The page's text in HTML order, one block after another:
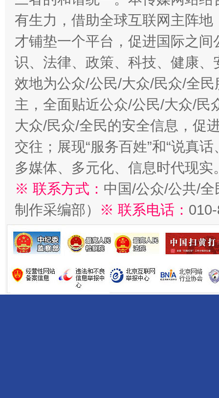
有生力，借助全球互联网主阵
才铺垫一个平台，促进国际之
识、法律、政策、科技、健康
效地为公众/公民/大众/民众/全
主，全面贴近公众/公民/大众/民
大众/民众/全民的安全信息，促
交往；展现“服务百姓”和“说真
多媒体、多元化、信息时代现实
※ 联系方式： 中国/公众/公共/
制作采编部）
※ 联系电话：